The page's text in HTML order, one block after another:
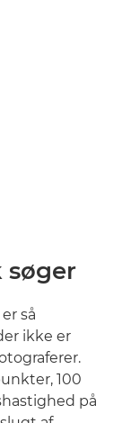
søger
så
ikke er
100
på